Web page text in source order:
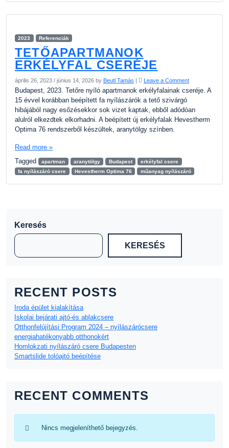
2023 Referenciák
TETŐAPARTMANOK
ERKÉLYFAL CSERÉJE
április 26, 2023 / június 14, 2026 by Beutl Tamás | Leave a Comment
Budapest, 2023. Tetőre nyíló apartmanok erkélyfalainak cseréje. A
15 évvel korábban beépített fa nyílászárók a tető szivárgó
hibájából nagy esőzésekkor sok vizet kaptak, ebből adódóan
alulról elkezdtek elkorhadni. A beépített új erkélyfalak Hevestherm
Optima 76 rendszerből készültek, aranytölgy színben.
Read more »
Tagged
apartman aranytölgy Budapest
erkélyfal csere
fa nyílászáró csere
Hevestherm Optima 76 műanyag nyílászáró
Keresés
KERESÉS
RECENT POSTS
Iroda épület kialakítása
Iskolai bejárati ajtó-és ablakcsere
Otthonfelújítási Program 2024 – nyílászárócsere
energiahatékonyabb otthonokért
Homlokzati nyílászáró csere Budapesten
Smartslide tolóajtó beépítése
RECENT COMMENTS
Nincs megjeleníthető bejegyzés.